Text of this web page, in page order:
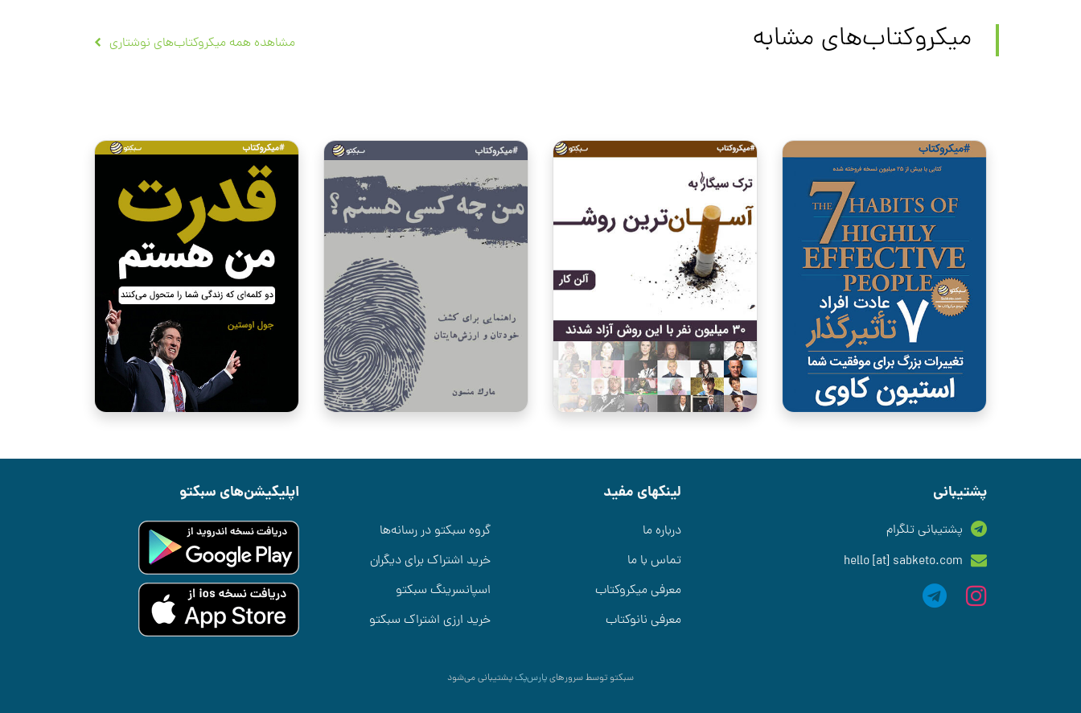
میکروکتاب‌های مشابه مشاهده همه میکروکتاب‌های نوشتاری
پشتیبانی
پشتیبانی تلگرام
hello [at] sabketo.com
لینکهای مفید
درباره ما
تماس با ما
معرفی میکروکتاب
معرفی نانوکتاب
گروه سبکتو در رسانه‌ها
خرید اشتراک برای دیگران
اسپانسرینگ سبکتو
خرید ارزی اشتراک سبکتو
اپلیکیشن‌های سبکتو
سبکتو توسط سرورهایپارس‌پکپشتیبانی می‌شود